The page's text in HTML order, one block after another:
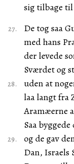
sig tilbage
De tog saa
med hans
der levede
Sværdet og
uden at
laa langt fra
Aramæerne
Saa
og de gav
Dan, Israels